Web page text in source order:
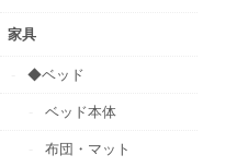
家具
◆ベッド
ベッド本体
布団・マット